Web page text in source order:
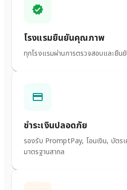
โรงแรมยืนยันคุณภาพ
ทุกโรงแรมผ่านการตรวจสอบและยืน
ชำระเงินปลอดภัย
รองรับ PromptPay, โอนเงิน, บัตร
มาตรฐานสากล